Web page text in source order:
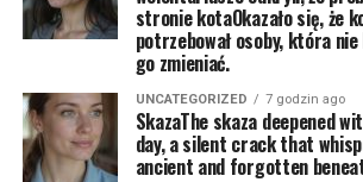
stronie kotaOkazało się, że
potrzebował osoby, która nie
go zmieniać.
UNCATEGORIZED 7 godzin ago
SkazaThe skaza deepened
day, a silent crack that
ancient and forgotten